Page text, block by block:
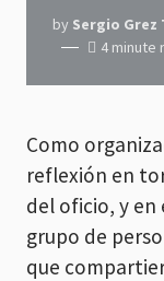
by Sergio Grez
4 minute
Como
reflexión en
del oficio, y en
grupo de
que